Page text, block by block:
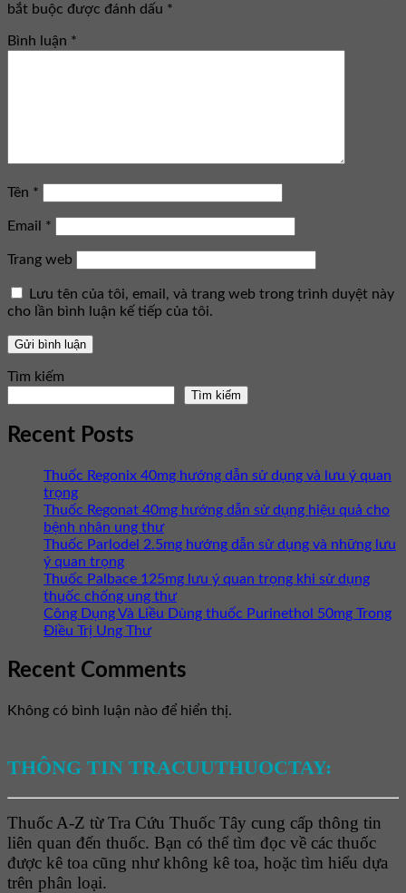
bắt buộc được đánh dấu *
Bình luận *
Tên *
Email *
Trang web
Lưu tên của tôi, email, và trang web trong trình duyệt này
cho lần bình luận kế tiếp của tôi.
Tìm kiếm
Tìm kiếm
Recent Posts
Thuốc Regonix 40mg hướng dẫn sử dụng và lưu ý quan
trọng
Thuốc Regonat 40mg hướng dẫn sử dụng hiệu quả cho
bệnh nhân ung thư
Thuốc Parlodel 2.5mg hướng dẫn sử dụng và những lưu
ý quan trọng
Thuốc Palbace 125mg lưu ý quan trọng khi sử dụng
thuốc chống ung thư
Công Dụng Và Liều Dùng thuốc Purinethol 50mg Trong
Điều Trị Ung Thư
Recent Comments
Không có bình luận nào để hiển thị.
THÔNG TIN TRACUUTHUOCTAY:
Thuốc A-Z từ Tra Cứu Thuốc Tây cung cấp thông tin
liên quan đến thuốc. Bạn có thể tìm đọc về các thuốc
được kê toa cũng như không kê toa, hoặc tìm hiểu dựa
trên phân loại.